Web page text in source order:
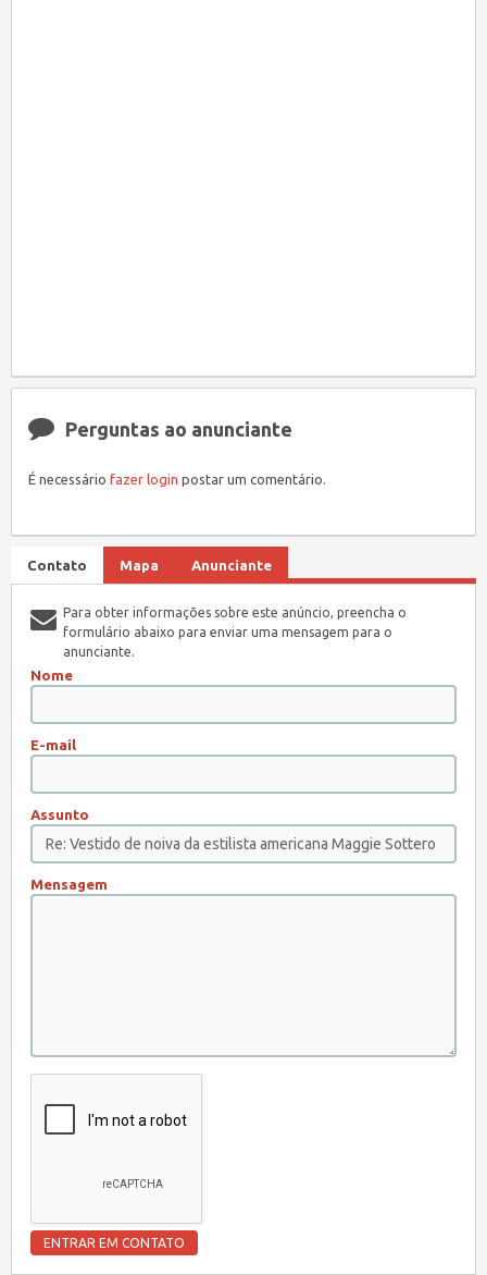
Perguntas ao anunciante
É necessário fazer login postar um comentário.
Contato Mapa Anunciante
Para obter informações sobre este anúncio, preencha o
formulário abaixo para enviar uma mensagem para o
anunciante.
Nome
E-mail
Assunto
Mensagem